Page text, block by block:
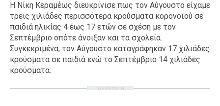
Ταξίδια
Style
Σπίτι
Family
Σχέσεις
AGENDA
Η Νίκη Κεραμέως διευκρίνισε πως τον Αύγουστο είχαμε
τρεις χιλιάδες περισσότερα κρούσματα κορονοϊού σε
παιδιά ηλικίας 4 έως 17 ετών σε σχέση με τον
Σεπτέμβριο οπότε άνοιξαν και τα σχολεία.
Συγκεκριμένα, τον Αύγουστο καταγράφηκαν 17 χιλιάδες
κρούσματα σε παιδιά ενώ το Σεπτέμβριο 14 χιλιάδες
κρούσματα.
ΔΙΑΦΗΜΙΣΗ